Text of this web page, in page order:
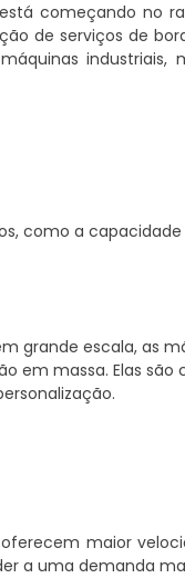
começando no
de serviços de
industriais,
como a
grande escala, as
em massa. Elas
maior
a uma demanda